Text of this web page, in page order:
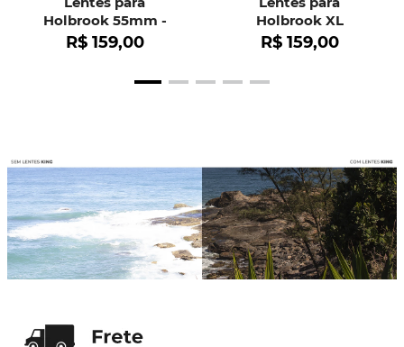
Holbrook 55mm -
OO9102
R$ 159,00
Holbrook XL
R$ 159,00